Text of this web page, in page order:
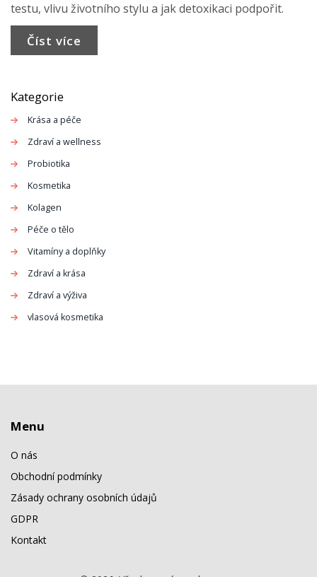
testu, vlivu životního stylu a jak detoxikaci podpořit.
Číst více
Kategorie
Krása a péče
Zdraví a wellness
Probiotika
Kosmetika
Kolagen
Péče o tělo
Vitamíny a doplňky
Zdraví a krása
Zdraví a výživa
vlasová kosmetika
Menu
O nás
Obchodní podmínky
Zásady ochrany osobních údajů
GDPR
Kontakt